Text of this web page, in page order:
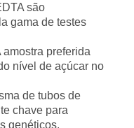
são
gama de testes
amostra preferida
nível de açúcar no
de tubos de
chave para
genéticos,